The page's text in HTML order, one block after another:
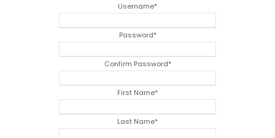
Username*
Password*
Confirm Password*
First Name*
Last Name*